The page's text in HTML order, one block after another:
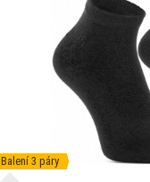
Balení 3 páry